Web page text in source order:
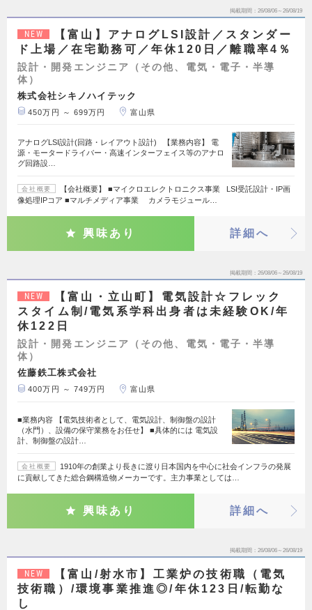
掲載期間 26/08/06～26/08/19
NEW
【富山】アナログLSI設計／スタンダー
ド上場／在宅勤務可／年休120日／離職率4％
設計・開発エンジニア（その他、電気・電子・半導
体）
株式会社シキノハイテック
450万円 ～ 699万円 富山県
アナログLSI設計(回路・レイアウト設計) 【業務内容】 電
源・モータードライバー・高速インターフェイス等のアナロ
グ回路設…
会社概要
【会社概要】 ■マイクロエレクトロニクス事業 LSI受託設計・IP画
像処理IPコア ■マルチメディア事業 カメラモジュール…
興味あり 詳細へ
掲載期間 26/08/06～26/08/19
NEW
【富山・立山町】電気設計☆フレック
スタイム制/電気系学科出身者は未経験OK/年
休122日
設計・開発エンジニア（その他、電気・電子・半導
体）
佐藤鉄工株式会社
400万円 ～ 749万円 富山県
■業務内容 【電気技術者として、電気設計、制御盤の設計
（水門）、設備の保守業務をお任せ】 ■具体的には 電気設
計、制御盤の設計…
会社概要
1910年の創業より長きに渡り日本国内を中心に社会インフラの発展
に貢献してきた総合鋼構造物メーカーです。主力事業としては…
興味あり 詳細へ
掲載期間 26/08/06～26/08/19
NEW
【富山/射水市】工業炉の技術職（電気
技術職）/環境事業推進◎/年休123日/転勤な
し